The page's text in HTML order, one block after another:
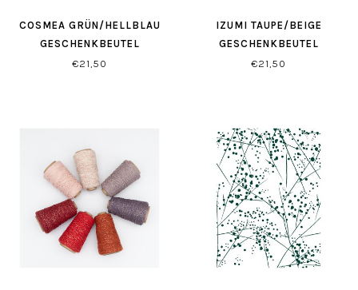
COSMEA GRÜN/HELLBLAU
GESCHENKBEUTEL
€21,50
IZUMI TAUPE/BEIGE
GESCHENKBEUTEL
€21,50